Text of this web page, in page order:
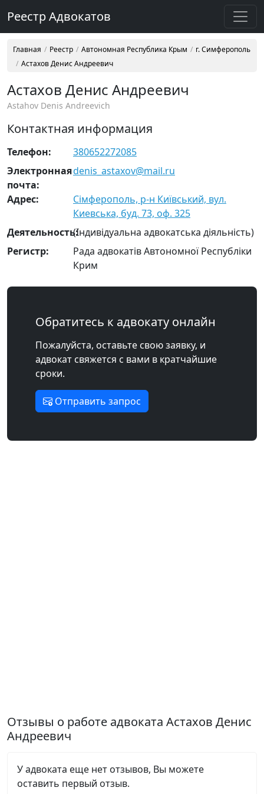
Реестр Адвокатов
Главная Реестр Автономная Республика Крым
г. Симферополь
Астахов Денис Андреевич
Астахов Денис Андреевич
Astahov Denis Andreevich
Контактная информация
Телефон:
380652272085
Электронная
почта:
denis_astaxov@mail.ru
Адрес:
Сімферополь, р-н Київський, вул.
Киевська, буд. 73, оф. 325
Деятельность:(Індивідуальна адвокатська діяльність)
Регистр:
Рада адвокатів Автономної Республіки
Крим
Обратитесь к адвокату онлайн
Пожалуйста, оставьте свою заявку, и
адвокат свяжется с вами в кратчайшие
сроки.
Отправить запрос
Отзывы о работе адвоката Астахов Денис
Андреевич
У адвоката еще нет отзывов, Вы можете
оставить первый отзыв.